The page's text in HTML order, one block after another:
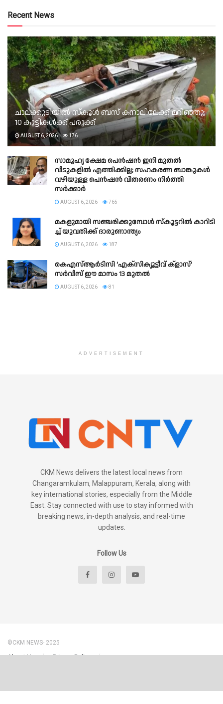
Recent News
ചാലക്കുടിയില്‍ സ്‌കൂള്‍ ബസ് കനാലിലേക്ക് മറിഞ്ഞു;
10 കുട്ടികള്‍ക്ക് പരുക്ക്
AUGUST 6, 2026 176
സാമൂഹ്യ ക്ഷേമ പെൻഷൻ ഇനി മുതൽ
വീടുകളിൽ എത്തിക്കില്ല; സഹകരണ ബാങ്കുകൾ
വഴിയുള്ള പെൻഷൻ വിതരണം നിർത്തി
സർക്കാർ
AUGUST 6, 2026 765
മ​ക​ളു​മാ​യി സ​ഞ്ച​രി​ക്കു​മ്പോ​ള്‍ സ്‌​കൂ​ട്ട​റി​ല്‍ കാ​റി​ടി​
ച്ച് യു​വ​തി​ക്ക് ദാ​രു​ണാ​ന്ത്യം
AUGUST 6, 2026 187
കെഎസ്‌ആർടിസി ‘എക്‌സിക്യൂട്ടീവ് ക്ളാസ്’
സർവീസ് ഈ മാസം 13 മുതൽ
AUGUST 6, 2026 81
ADVERTISEMENT
CKM News delivers the latest local news from
Changaramkulam, Malappuram, Kerala, along with
key international stories, especially from the Middle
East. Stay connected with use to stay informed with
breaking news, in-depth analysis, and real-time
updates.
Follow Us
©CKM NEWS- 2025
About Us
Privacy Policy